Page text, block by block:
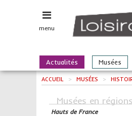
menu
Actualités Musées
ACCUEIL > MUSÉES >
Musées en régions
Hauts de France